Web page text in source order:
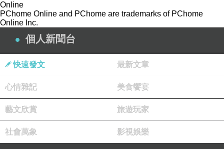
Online
PChome Online and PChome are trademarks of PChome
Online Inc.
個人新聞台
快速發文 最新文章
心情雜記 美食饗宴
藝文欣賞 旅遊玩家
社會萬象 影視娛樂